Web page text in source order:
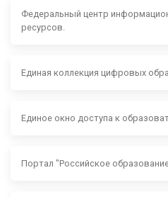
Федеральный центр
ресурсов.
Единая коллекция цифровых
Единое окно доступа к
Портал "Российское